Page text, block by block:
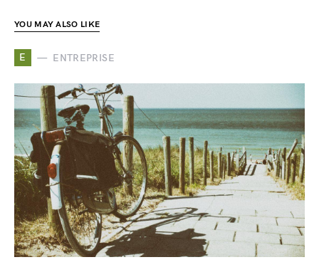
YOU MAY ALSO LIKE
E ENTREPRISE